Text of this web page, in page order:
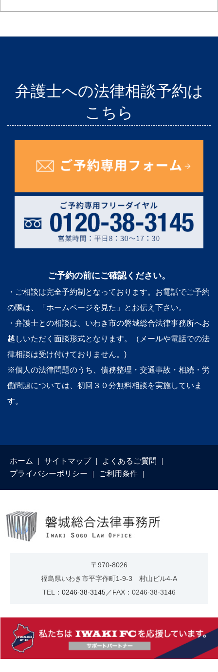
弁護士への法律相談予約は
こちら
ご予約の前にご確認ください。
・ご相談は完全予約制となっております。お電話でご予約
の際は、「ホームページを見た」とお伝え下さい。
・弁護士との相談は、いわき市の磐城総合法律事務所へお
越しいただく面談形式となります。（メールや電話での法
律相談は受け付けておりません。)
※個人の法律問題のうち、債務整理・交通事故・相続・労
働問題については、初回３０分無料相談を実施していま
す。
ホーム サイトマップ
よくあるご質問
プライバシーポリシー
ご利用条件
〒970-8026
福島県いわき市平字作町1-9-3 村山ビル4-A
TEL： 0246-38-3145／FAX：0246-38-3146